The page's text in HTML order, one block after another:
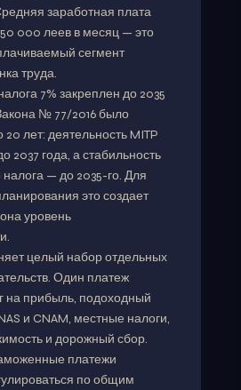
заработная плата
000 леев в месяц — это
сегмент
труда.
7% закреплен до 2035
№ 77/2016 было
20 лет: деятельность MITP
2037 года, а стабильность
— до 2035-го. Для
это создает
уровень
целый набор отдельных
Один платеж
на прибыль, подоходный
и CNAM, местные налоги,
и дорожный сбор.
платежи
по общим